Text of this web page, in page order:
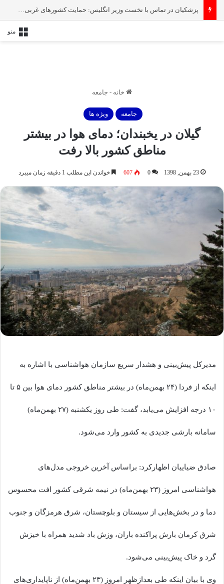
پزشکیان در تماس با نخست‌ وزیر انگلیس: حمایت کشور‌های غربی از رژیم صهیونیستی امنیت منطقه و جهان را به خطر انداخته است
منو
خانه - جامعه
جامعه ویژه ها
گیلان در یخبندان؛ دمای هوا در بیشتر
مناطق کشور بالا رفت
23 بهمن, 1398 0
607 خواندن این مطلب 1 دقیقه زمان میبرد
مدیرکل پیش‌بینی و هشدار سریع سازمان هواشناسی با اشاره به
اینکه از فردا (۲۴ بهمن‌ماه) در بیشتر مناطق کشور دمای هوا بین ۵ تا
۱۰ درجه افزایش می‌یابد، گفت: طی روز یکشنبه (۲۷ بهمن‌ماه)
سامانه بارشی جدیدی به کشور وارد می‌شود.
صادق ضیاییان اظهارکرد: براساس آخرین خروجی مدل‌های
هواشناسی امروز (۲۳ بهمن‌ماه) در نیمه شرقی کشور افت محسوس
دما و در بخش‌هایی از سیستان و بلوچستان، شرق هرمزگان و جنوب
شرق کرمان بارش پراکنده باران، وزش باد شدید همراه با خیزش
گرد و خاک پیش‌بینی می‌شود.
وی با بیان اینکه طی بعدازظهر امروز (۲۳ بهمن‌ماه) از ناپایداری‌های